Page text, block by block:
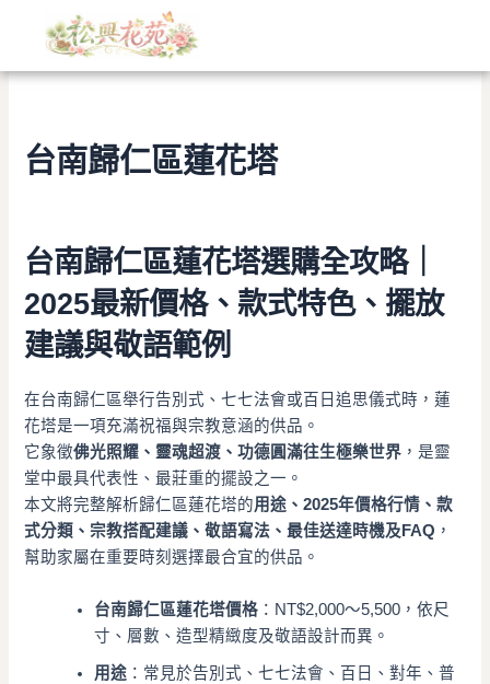
類
台南歸仁區蓮花塔
台南歸仁區蓮花塔選購全攻略｜
2025最新價格、款式特色、擺放
建議與敬語範例
在台南歸仁區舉行告別式、七七法會或百日追思儀式時，蓮
花塔是一項充滿祝福與宗教意涵的供品。
它象徵佛光照耀、靈魂超渡、功德圓滿往生極樂世界 ，是靈
堂中最具代表性、最莊重的擺設之一。
本文將完整解析歸仁區蓮花塔的用途、2025年價格行情、款
式分類、宗教搭配建議、敬語寫法、最佳送達時機及FAQ ，
幫助家屬在重要時刻選擇最合宜的供品。
台南歸仁區蓮花塔價格 ：NT$2,000～5,500，依尺
寸、層數、造型精緻度及敬語設計而異。
用途 ：常見於告別式、七七法會、百日、對年、普